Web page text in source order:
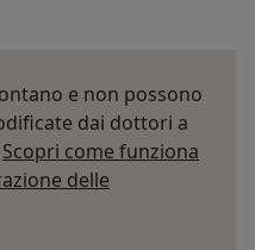
e non possono
dai dottori a
Scopri come funziona
delle